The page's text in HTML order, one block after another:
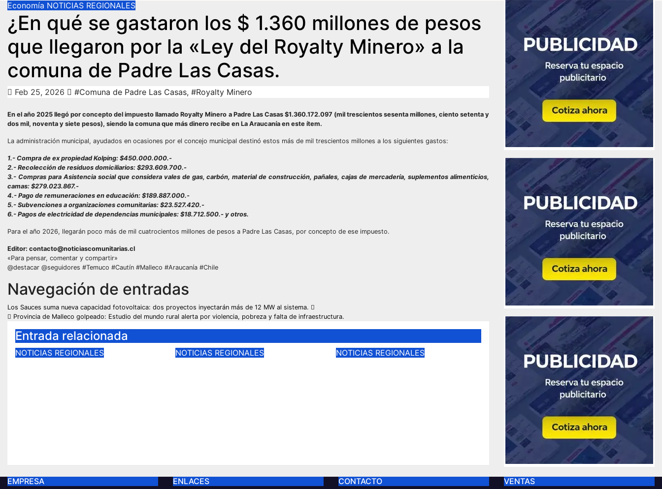
Economía NOTICIAS REGIONALES
¿En qué se gastaron los $ 1.360 millones de pesos
que llegaron por la «Ley del Royalty Minero» a la
comuna de Padre Las Casas.
Feb 25, 2026 #Comuna de Padre Las Casas, #Royalty Minero
En el año 2025 llegó por concepto del impuesto llamado Royalty Minero a Padre Las Casas $1.360.172.097 (mil trescientos sesenta millones, ciento setenta y
dos mil, noventa y siete pesos), siendo la comuna que más dinero recibe en La Araucanía en este ítem.
La administración municipal, ayudados en ocasiones por el concejo municipal destinó estos más de mil trescientos millones a los siguientes gastos:
1.- Compra de ex propiedad Kolping: $450.000.000.-
2.- Recolección de residuos domiciliarios: $293.609.700.-
3.- Compras para Asistencia social que considera vales de gas, carbón, material de construcción, pañales, cajas de mercadería, suplementos alimenticios,
camas: $279.023.867.-
4.- Pago de remuneraciones en educación: $189.887.000.-
5.- Subvenciones a organizaciones comunitarias: $23.527.420.-
6.- Pagos de electricidad de dependencias municipales: $18.712.500.- y otros.
Para el año 2026, llegarán poco más de mil cuatrocientos millones de pesos a Padre Las Casas, por concepto de ese impuesto.
Editor: contacto@noticiascomunitarias.cl
«Para pensar, comentar y compartir»
@destacar @seguidores #Temuco #Cautín #Malleco #Araucanía #Chile
Navegación de entradas
Los Sauces suma nueva capacidad fotovoltaica: dos proyectos inyectarán más de 12 MW al sistema.
Provincia de Malleco golpeado: Estudio del mundo rural alerta por violencia, pobreza y falta de infraestructura.
Entrada relacionada
NOTICIAS REGIONALES NOTICIAS REGIONALES NOTICIAS REGIONALES
EMPRESA
ENLACES
CONTACTO
VENTAS